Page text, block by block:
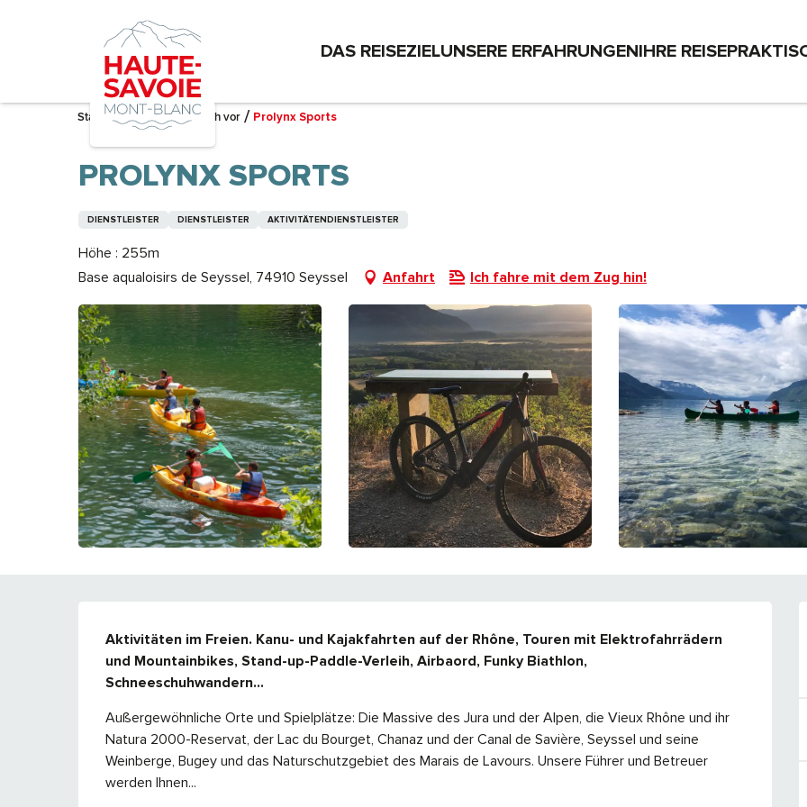
DAS REISEZIELUNSERE ERFAHRUNGENIHRE REISE
Startseite – Ich bereite mich vor Prolynx Sports
PROLYNX SPORTS
DIENSTLEISTER DIENSTLEISTER AKTIVITÄTENDIENSTLEISTER
Höhe : 255m
Base aqualoisirs de Seyssel, 74910 Seyssel
Anfahrt Ich fahre mit dem Zug hin!
BESCHREIBUNG
Aktivitäten im Freien. Kanu- und Kajakfahrten auf der Rhône, Touren mit Elektrofahrrädern
und Mountainbikes, Stand-up-Paddle-Verleih, Airbaord, Funky Biathlon,
Schneeschuhwandern...
Außergewöhnliche Orte und Spielplätze: Die Massive des Jura und der Alpen, die Vieux Rhône und ihr
Natura 2000-Reservat, der Lac du Bourget, Chanaz und der Canal de Savière, Seyssel und seine
Weinberge, Bugey und das Naturschutzgebiet des Marais de Lavours. Unsere Führer und Betreuer
werden Ihnen...